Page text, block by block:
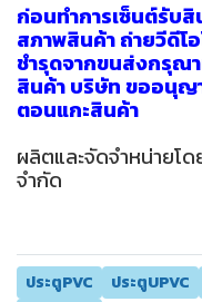
ก่อนทำการเซ็นต์รับ
สภาพสินค้า ถ่ายวีดีโ
ชำรุดจากขนส่งกรุณ
สินค้า บริษัท ขออนุญ
ตอนแกะสินค้า
ผลิตและจัดจำหน่ายโ
จำกัด
ประตูPVC ประตูUPVC